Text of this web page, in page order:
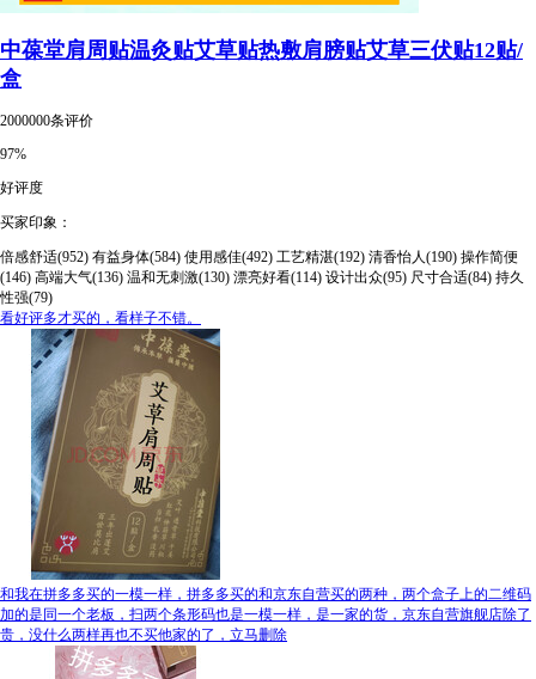
中葆堂肩周贴温灸贴艾草贴热敷肩膀贴艾草三伏贴12贴/
盒
2000000条评价
97%
好评度
买家印象：
倍感舒适(952) 有益身体(584) 使用感佳(492) 工艺精湛(192) 清香怡人(190) 操作简便
(146) 高端大气(136) 温和无刺激(130) 漂亮好看(114) 设计出众(95) 尺寸合适(84) 持久
性强(79)
看好评多才买的，看样子不错。
和我在拼多多买的一模一样，拼多多买的和京东自营买的两种，两个盒子上的二维码
加的是同一个老板，扫两个条形码也是一模一样，是一家的货，京东自营旗舰店除了
贵，没什么两样再也不买他家的了，立马删除